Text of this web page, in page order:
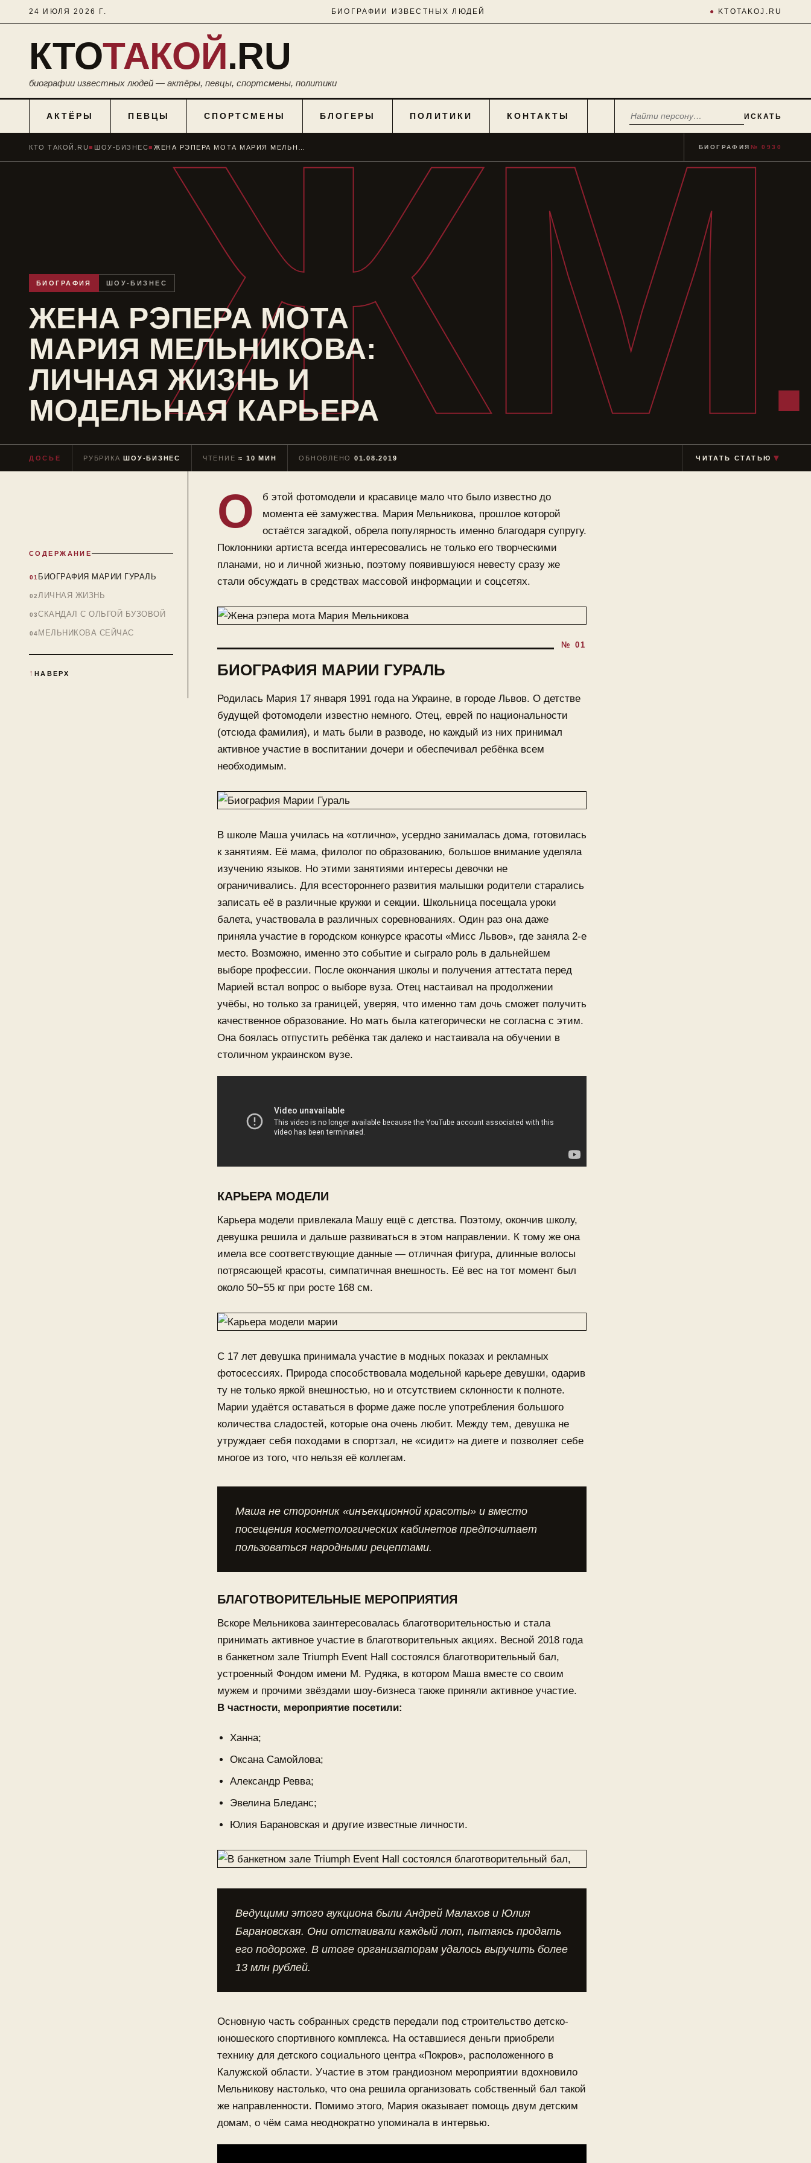
24 ИЮЛЯ 2026 Г. БИОГРАФИИ ИЗВЕСТНЫХ ЛЮДЕЙ ● KTOTAKOJ.RU
КТОТАКОЙ.RU
биографии известных людей — актёры, певцы, спортсмены, политики
АКТЁРЫ ПЕВЦЫ СПОРТСМЕНЫ БЛОГЕРЫ ПОЛИТИКИ КОНТАКТЫ ИСКАТЬ
ЖМ
КТО ТАКОЙ.RU■ ШОУ-БИЗНЕС■ БИОГРАФИЯ № 0930
БИОГРАФИЯ ШОУ-БИЗНЕС
ЖЕНА РЭПЕРА МОТА
МАРИЯ МЕЛЬНИКОВА:
ЛИЧНАЯ ЖИЗНЬ И
МОДЕЛЬНАЯ КАРЬЕРА
ДОСЬЕ РУБРИКАШОУ-БИЗНЕС ЧТЕНИЕ≈ 10 МИН ОБНОВЛЕНО 01.08.2019 ЧИТАТЬ СТАТЬЮ ▼
СОДЕРЖАНИЕ
БИОГРАФИЯ МАРИИ ГУРАЛЬ
ЛИЧНАЯ ЖИЗНЬ
СКАНДАЛ С ОЛЬГОЙ БУЗОВОЙ
МЕЛЬНИКОВА СЕЙЧАС
НАВЕРХ
О
б этой фотомодели и красавице мало что было известно до
момента её замужества. Мария Мельникова, прошлое которой
остаётся загадкой, обрела популярность именно благодаря супругу.
Поклонники артиста всегда интересовались не только его творческими
планами, но и личной жизнью, поэтому появившуюся невесту сразу же
стали обсуждать в средствах массовой информации и соцсетях.
БИОГРАФИЯ МАРИИ ГУРАЛЬ
Родилась Мария 17 января 1991 года на Украине, в городе Львов. О детстве
будущей фотомодели известно немного. Отец, еврей по национальности
(отсюда фамилия), и мать были в разводе, но каждый из них принимал
активное участие в воспитании дочери и обеспечивал ребёнка всем
необходимым.
В школе Маша училась на «отлично», усердно занималась дома, готовилась
к занятиям. Её мама, филолог по образованию, большое внимание уделяла
изучению языков. Но этими занятиями интересы девочки не
ограничивались. Для всестороннего развития малышки родители старались
записать её в различные кружки и секции. Школьница посещала уроки
балета, участвовала в различных соревнованиях. Один раз она даже
приняла участие в городском конкурсе красоты «Мисс Львов», где заняла 2-е
место. Возможно, именно это событие и сыграло роль в дальнейшем
выборе профессии. После окончания школы и получения аттестата перед
Марией встал вопрос о выборе вуза. Отец настаивал на продолжении
учёбы, но только за границей, уверяя, что именно там дочь сможет получить
качественное образование. Но мать была категорически не согласна с этим.
Она боялась отпустить ребёнка так далеко и настаивала на обучении в
столичном украинском вузе.
КАРЬЕРА МОДЕЛИ
Карьера модели привлекала Машу ещё с детства. Поэтому, окончив школу,
девушка решила и дальше развиваться в этом направлении. К тому же она
имела все соответствующие данные — отличная фигура, длинные волосы
потрясающей красоты, симпатичная внешность. Её вес на тот момент был
около 50−55 кг при росте 168 см.
С 17 лет девушка принимала участие в модных показах и рекламных
фотосессиях. Природа способствовала модельной карьере девушки, одарив
ту не только яркой внешностью, но и отсутствием склонности к полноте.
Марии удаётся оставаться в форме даже после употребления большого
количества сладостей, которые она очень любит. Между тем, девушка не
утруждает себя походами в спортзал, не «сидит» на диете и позволяет себе
многое из того, что нельзя её коллегам.
Маша не сторонник «инъекционной красоты» и вместо
посещения косметологических кабинетов предпочитает
пользоваться народными рецептами.
БЛАГОТВОРИТЕЛЬНЫЕ МЕРОПРИЯТИЯ
Вскоре Мельникова заинтересовалась благотворительностью и стала
принимать активное участие в благотворительных акциях. Весной 2018 года
в банкетном зале Triumph Event Hall состоялся благотворительный бал,
устроенный Фондом имени М. Рудяка, в котором Маша вместе со своим
мужем и прочими звёздами шоу-бизнеса также приняли активное участие.
В частности, мероприятие посетили:
Ханна;
Оксана Самойлова;
Александр Ревва;
Эвелина Бледанс;
Юлия Барановская и другие известные личности.
Ведущими этого аукциона были Андрей Малахов и Юлия
Барановская. Они отстаивали каждый лот, пытаясь продать
его подороже. В итоге организаторам удалось выручить более
13 млн рублей.
Основную часть собранных средств передали под строительство детско-
юношеского спортивного комплекса. На оставшиеся деньги приобрели
технику для детского социального центра «Покров», расположенного в
Калужской области. Участие в этом грандиозном мероприятии вдохновило
Мельникову настолько, что она решила организовать собственный бал такой
же направленности. Помимо этого, Мария оказывает помощь двум детским
домам, о чём сама неоднократно упоминала в интервью.